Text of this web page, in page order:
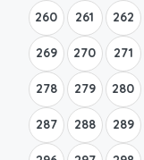
260 261 262
269 270 271
278 279 280
287 288 289